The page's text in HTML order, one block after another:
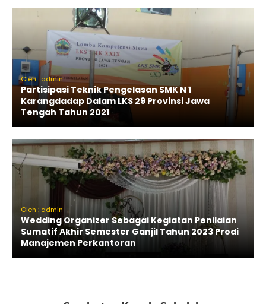
Oleh : admin
Partisipasi Teknik Pengelasan SMK N 1
Karangdadap Dalam LKS 29 Provinsi Jawa
Tengah Tahun 2021
Oleh : admin
Wedding Organizer Sebagai Kegiatan Penilaian
Sumatif Akhir Semester Ganjil Tahun 2023 Prodi
Manajemen Perkantoran